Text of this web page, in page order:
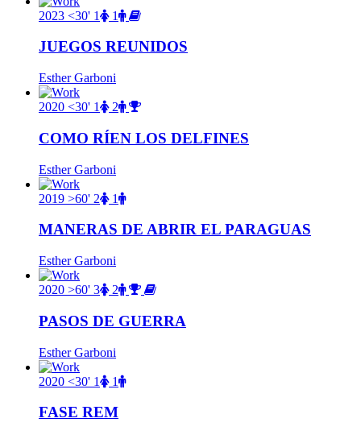
2023 <30' 1 1
JUEGOS REUNIDOS
Esther Garboni
2020 <30' 1 2
COMO RÍEN LOS DELFINES
Esther Garboni
2019 >60' 2 1
MANERAS DE ABRIR EL PARAGUAS
Esther Garboni
2020 >60' 3 2
PASOS DE GUERRA
Esther Garboni
2020 <30' 1 1
FASE REM